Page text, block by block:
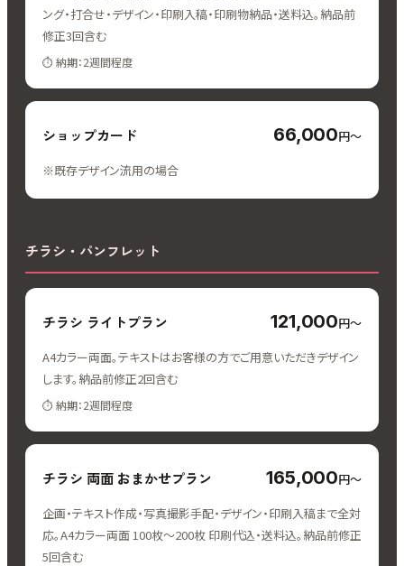
ング・打合せ・デザイン・印刷入稿・印刷物納品・送料込。納品前
修正3回含む
納期：2週間程度
ショップカード 66,000円〜
※既存デザイン流用の場合
チラシ・パンフレット
チラシ ライトプラン 121,000円〜
A4カラー両面。テキストはお客様の方でご用意いただきデザイン
します。納品前修正2回含む
納期：2週間程度
チラシ 両面 おまかせプラン 165,000円〜
企画・テキスト作成・写真撮影手配・デザイン・印刷入稿まで全対
応。A4カラー両面 100枚〜200枚 印刷代込・送料込。納品前修正
5回含む